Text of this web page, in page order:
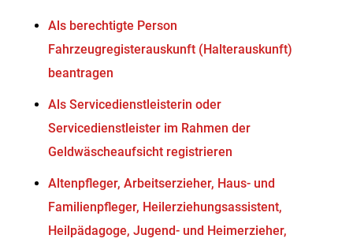
Als berechtigte Person
Fahrzeugregisterauskunft (Halterauskunft)
beantragen
Als Servicedienstleisterin oder
Servicedienstleister im Rahmen der
Geldwäscheaufsicht registrieren
Altenpfleger, Arbeitserzieher, Haus- und
Familienpfleger, Heilerziehungsassistent,
Heilpädagoge, Jugend- und Heimerzieher,